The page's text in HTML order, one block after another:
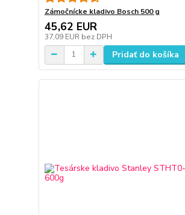
Zámočnícke kladivo Bosch 500 g
45,62 EUR
37,09 EUR bez DPH
Pridať do košíka